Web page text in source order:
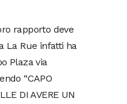
rapporto deve
La Rue infatti ha
Plaza via
“CAPO
DI AVERE UN